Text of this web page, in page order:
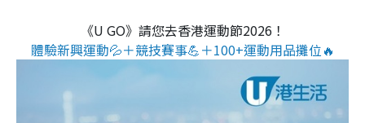
《U GO》請您去香港運動節2026！
體驗新興運動💦＋競技賽事💪＋100+運動用品攤位🔥